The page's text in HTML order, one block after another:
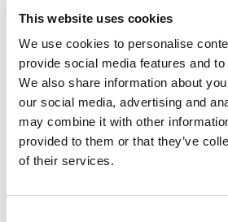
This website uses cookies
We use cookies to personalise
provide social media features and
We also share information about
our social media, advertising and
may combine it with other
provided to them or that they’ve
of their services.
CatamaranoBali
Grecia ,Lavrio
Lavrion Main Port
Bareboat charter
Listino prezzi
Verifica disponibilità e dettagli
Parametri dello yacht